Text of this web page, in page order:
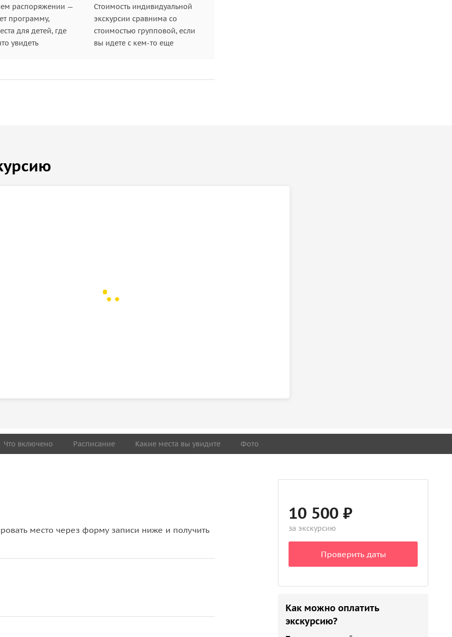
распоряжении —
программу,
для детей, где
увидеть
Стоимость индивидуальной
экскурсии сравнима со
стоимостью групповой, если
вы идете с кем-то еще
Что включено Расписание Какие места вы увидите Фото
место через форму записи ниже и получить
10 500 ₽
за экскурсию
Проверить даты
Как можно оплатить
экскурсию?